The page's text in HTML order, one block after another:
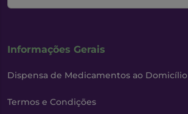
Informações Gerais
Dispensa de Medicamentos ao Domicílio
Termos e Condições